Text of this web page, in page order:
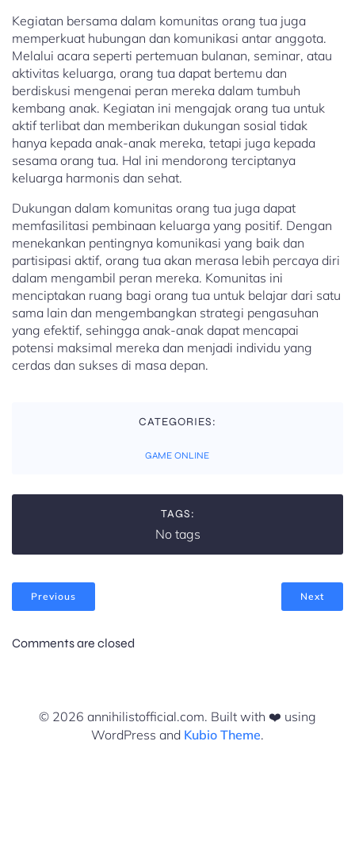
Kegiatan bersama dalam komunitas orang tua juga
memperkuat hubungan dan komunikasi antar anggota.
Melalui acara seperti pertemuan bulanan, seminar, atau
aktivitas keluarga, orang tua dapat bertemu dan
berdiskusi mengenai peran mereka dalam tumbuh
kembang anak. Kegiatan ini mengajak orang tua untuk
aktif terlibat dan memberikan dukungan sosial tidak
hanya kepada anak-anak mereka, tetapi juga kepada
sesama orang tua. Hal ini mendorong terciptanya
keluarga harmonis dan sehat.
Dukungan dalam komunitas orang tua juga dapat
memfasilitasi pembinaan keluarga yang positif. Dengan
menekankan pentingnya komunikasi yang baik dan
partisipasi aktif, orang tua akan merasa lebih percaya diri
dalam mengambil peran mereka. Komunitas ini
menciptakan ruang bagi orang tua untuk belajar dari satu
sama lain dan mengembangkan strategi pengasuhan
yang efektif, sehingga anak-anak dapat mencapai
potensi maksimal mereka dan menjadi individu yang
cerdas dan sukses di masa depan.
CATEGORIES:
GAME ONLINE
TAGS:
No tags
Previous Next
Comments are closed
© 2026 annihilistofficial.com. Built with ❤️ using
WordPress and Kubio Theme.